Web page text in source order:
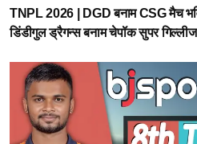
TNPL 2026 | DGD बनाम CSG मैच
डिंडीगुल ड्रैगन्स बनाम चेपॉक सुपर